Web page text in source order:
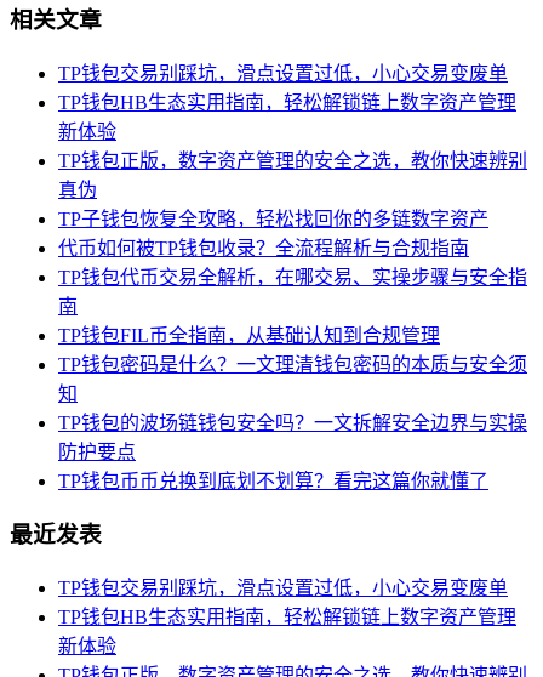
相关文章
TP钱包交易别踩坑，滑点设置过低，小心交易变废单
TP钱包HB生态实用指南，轻松解锁链上数字资产管理
新体验
TP钱包正版，数字资产管理的安全之选，教你快速辨别
真伪
TP子钱包恢复全攻略，轻松找回你的多链数字资产
代币如何被TP钱包收录？全流程解析与合规指南
TP钱包代币交易全解析，在哪交易、实操步骤与安全指
南
TP钱包FIL币全指南，从基础认知到合规管理
TP钱包密码是什么？一文理清钱包密码的本质与安全须
知
TP钱包的波场链钱包安全吗？一文拆解安全边界与实操
防护要点
TP钱包币币兑换到底划不划算？看完这篇你就懂了
最近发表
TP钱包交易别踩坑，滑点设置过低，小心交易变废单
TP钱包HB生态实用指南，轻松解锁链上数字资产管理
新体验